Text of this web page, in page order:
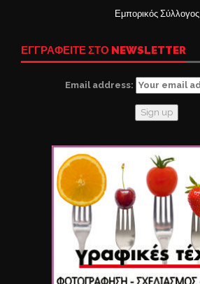
Εμπορικός Σύλλογος
ΕΓΓΡΑΦΕΙΤΕ ΣΤΟ NEWSLETTER
Email address: